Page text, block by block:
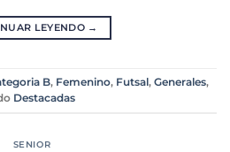
LEYENDO →
B, Femenino, Futsal, Generales,
Destacadas
SENIOR